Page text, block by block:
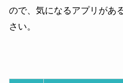
ので、気になるアプリがあ
さい。